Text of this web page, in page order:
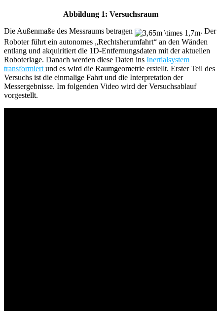
Abbildung 1: Versuchsraum
Die Außenmaße des Messraums betragen
. Der
Roboter führt ein autonomes „Rechtsherumfahrt“ an den Wänden
entlang und akquiritiert die 1D-Entfernungsdaten mit der aktuellen
Roboterlage. Danach werden diese Daten ins Inertialsystem
transformiert und es wird die Raumgeometrie erstellt. Erster Teil des
Versuchs ist die einmalige Fahrt und die Interpretation der
Messergebnisse. Im folgenden Video wird der Versuchsablauf
vorgestellt.